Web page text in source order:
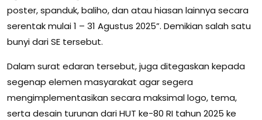
poster, spanduk, baliho, dan atau hiasan lainnya secara
serentak mulai 1 – 31 Agustus 2025”. Demikian salah satu
bunyi dari SE tersebut.
Dalam surat edaran tersebut, juga ditegaskan kepada
segenap elemen masyarakat agar segera
mengimplementasikan secara maksimal logo, tema,
serta desain turunan dari HUT ke-80 RI tahun 2025 ke